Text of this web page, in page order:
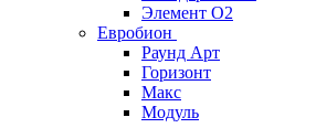
Элемент О2
Евробион
Раунд Арт
Горизонт
Макс
Модуль